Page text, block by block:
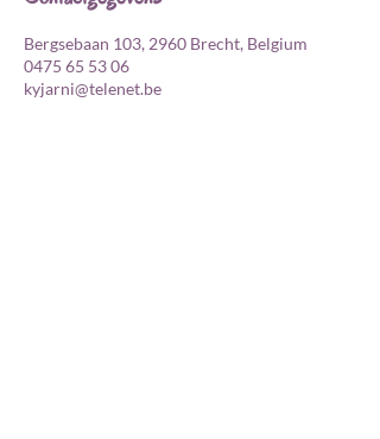
Bergsebaan 103, 2960 Brecht, Belgium
0475 65 53 06
kyjarni@telenet.be